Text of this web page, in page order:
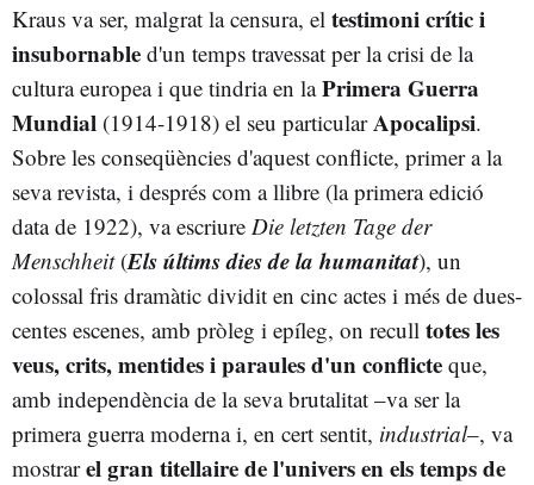
Kraus va ser, malgrat la censura, el testimoni crític i
insubornable d'un temps travessat per la crisi de la
cultura europea i que tindria en laPrimera Guerra
Mundial (1914-1918) el seu particularApocalipsi.
Sobre les conseqüències d'aquest conflicte, primer a la
seva revista, i després com a llibre (la primera edició
data de 1922), va escriure Die letzten Tage der
Menschheit(Els últims dies de la humanitat), un
colossal fris dramàtic dividit en cinc actes i més de dues-
centes escenes, amb pròleg i epíleg, on recull totes les
veus, crits, mentides i paraules d'un conflicte que,
amb independència de la seva brutalitat –va ser la
primera guerra moderna i, en cert sentit, industrial–, va
mostrarel gran titellaire de l'univers en els temps de